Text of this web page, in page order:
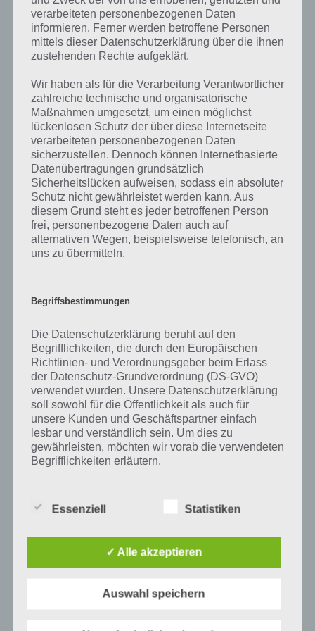
kurze Begriffserklärung!
Neon ist ein chemisches Element, ist farblos und geruchlos. Zum
Einsatz kommt es beispielsweise in Leuchtröhren und Glimmlampen
Leuchten angeregt.
Neon und seine Leitfähigkeit
Neon ist kein guter Leiter, außer das Gas wird unmittelbar in
Gasentladungsröhren gegeben. Neon erzeugt ein Licht aus den
Farben orange sowie rot. Bei einer Zimmertemperatur von 20 Grad
Celsius löst ein Liter Wasser genau 10,4 Milliliter Neogas aus,. Eine
Absorbierung ist möglich, wenn tiefe Temperaturen vorhanden sind.
Dieser Vorgang kann durch aktive Holzkohle aktiviert werden.
Das Universum und das Edelgas Neon
der Erde ist Neon selten. Der größte Teil, welcher auf der Erde
Erdatmosphäre vorzufinden. Lediglich in einer geringen Menge ist
das Edelgas in Gesteinen vorzufinden.
Auf WhatsApp teilen Teilen auf Facebook
Tweet auf Twitter
Mehr Artikel hier auf Touchportal
verarbeiteten personenbezogenen Daten
informieren. Ferner werden betroffene Personen
mittels dieser Datenschutzerklärung über die ihnen
zustehenden Rechte aufgeklärt.
Wir haben als für die Verarbeitung Verantwortlicher
zahlreiche technische und organisatorische
Maßnahmen umgesetzt, um einen möglichst
lückenlosen Schutz der über diese Internetseite
verarbeiteten personenbezogenen Daten
sicherzustellen. Dennoch können Internetbasierte
Datenübertragungen grundsätzlich
Sicherheitslücken aufweisen, sodass ein absoluter
Schutz nicht gewährleistet werden kann. Aus
diesem Grund steht es jeder betroffenen Person
frei, personenbezogene Daten auch auf
alternativen Wegen, beispielsweise telefonisch, an
uns zu übermitteln.
Begriffsbestimmungen
Die Datenschutzerklärung beruht auf den
Begrifflichkeiten, die durch den Europäischen
Richtlinien- und Verordnungsgeber beim Erlass
der Datenschutz-Grundverordnung (DS-GVO)
verwendet wurden. Unsere Datenschutzerklärung
soll sowohl für die Öffentlichkeit als auch für
unsere Kunden und Geschäftspartner einfach
lesbar und verständlich sein. Um dies zu
gewährleisten, möchten wir vorab die verwendeten
Begrifflichkeiten erläutern.
unter anderem die folgenden Begriffe:
a) personenbezogene Daten
Personenbezogene Daten sind alle
Informationen, die sich auf eine identifizierte
Folgenden „betroffene Person") beziehen.
Essenziell Statistiken
✓ Alle akzeptieren
Auswahl speichern